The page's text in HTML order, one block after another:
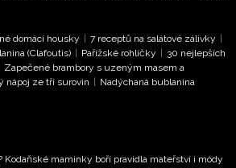
souhlasíte s Obchodními
BurdaMedia Extra s.r.o.
se seznámili se Zásadami
zejména k organizaci a
domácí housky | 7 receptů na salátové zálivky |
(Clafoutis) | Pařížské rohlíčky | 30 nejlepších
Zapečené brambory s uzeným masem a
nápoj ze tří surovin | Nadýchaná bublanina
Kodaňské maminky boří pravidla mateřství i módy